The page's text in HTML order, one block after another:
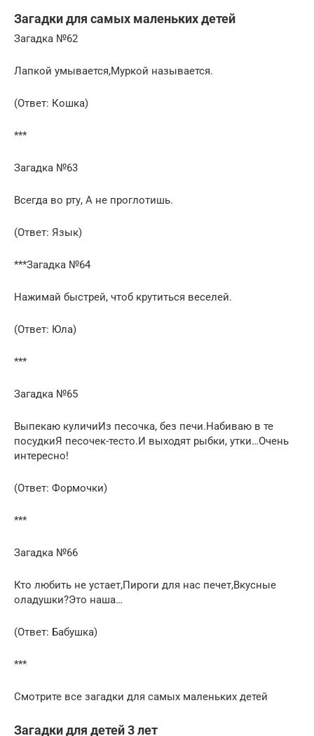
Загадки для самых маленьких детей
Загадка №62
Лапкой умывается,Муркой называется.
(Ответ: Кошка)
***
Загадка №63
Всегда во рту, А не проглотишь.
(Ответ: Язык)
***Загадка №64
Нажимай быстрей, чтоб крутиться веселей.
(Ответ: Юла)
***
Загадка №65
Выпекаю куличиИз песочка, без печи.Набиваю в те
посудкиЯ песочек-тесто.И выходят рыбки, утки…Очень
интересно!
(Ответ: Формочки)
***
Загадка №66
Кто любить не устает,Пироги для нас печет,Вкусные
оладушки?Это наша…
(Ответ: Бабушка)
***
Смотрите все загадки для самых маленьких детей
Загадки для детей 3 лет